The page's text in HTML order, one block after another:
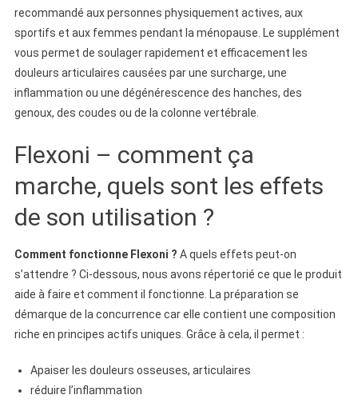
recommandé aux personnes physiquement actives, aux
sportifs et aux femmes pendant la ménopause. Le supplément
vous permet de soulager rapidement et efficacement les
douleurs articulaires causées par une surcharge, une
inflammation ou une dégénérescence des hanches, des
genoux, des coudes ou de la colonne vertébrale.
Flexoni – comment ça
marche, quels sont les effets
de son utilisation ?
Comment fonctionne Flexoni ? A quels effets peut-on
s’attendre ? Ci-dessous, nous avons répertorié ce que le produit
aide à faire et comment il fonctionne. La préparation se
démarque de la concurrence car elle contient une composition
riche en principes actifs uniques. Grâce à cela, il permet :
Apaiser les douleurs osseuses, articulaires
réduire l’inflammation